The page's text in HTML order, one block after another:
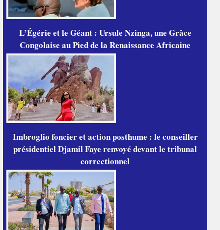
L’Égérie et le Géant : Ursule Nzinga, une Grâce
Congolaise au Pied de la Renaissance Africaine
Imbroglio foncier et action posthume : le conseiller
présidentiel Djamil Faye renvoyé devant le tribunal
correctionnel